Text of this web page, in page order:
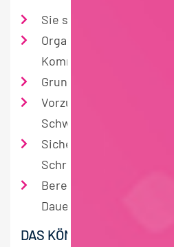
Sie sind zuverlässig,
Organisations- und
Grundlegende MS Office
Vorzugsweise ein
Schwerpunkt
Sichere
Schrift
Bereitschaft für ein
Dauer von drei bis sechs
DAS KÖNNEN SIE VON